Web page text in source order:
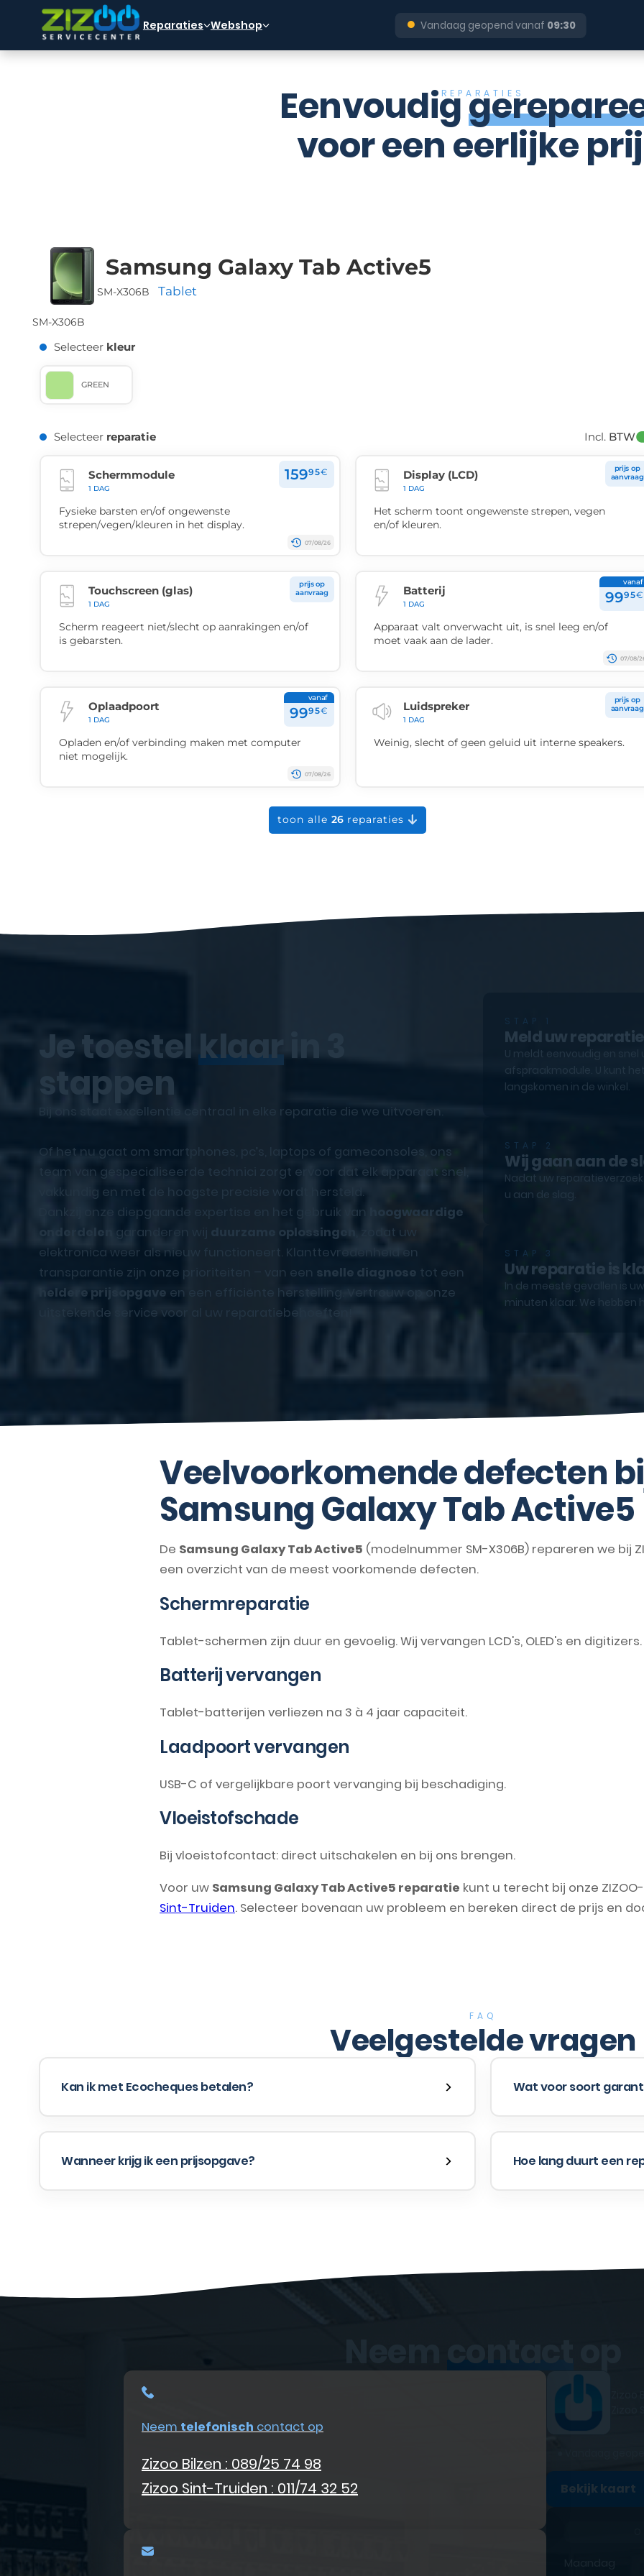
Ga naar hoofdinhoud
Ga naar voettekst ● Vandaag geopend vanaf 09:30
Reparaties Webshop
REPARATIES
Eenvoudig
voor een eerlijke
Samsung Galaxy Tab Active5
SM-X306B Tablet
SM-X306B
Selecteer kleur
GREEN
Selecteer reparatie Incl. BTW
Schermmodule
1 DAG
15995€
Fysieke barsten en/of ongewenste
strepen/vegen/kleuren in het display.
07/08/26
Display (LCD)
1 DAG
prijs op
aanvraag
Het scherm toont ongewenste strepen, vegen
en/of kleuren.
Touchscreen (glas)
1 DAG
prijs op
aanvraag
Scherm reageert niet/slecht op aanrakingen en/of
is gebarsten.
Batterij
1 DAG
vanaf
9995€
Apparaat valt onverwacht uit, is snel leeg en/of
moet vaak aan de lader.
07/08/
Oplaadpoort
1 DAG
vanaf
9995€
Opladen en/of verbinding maken met computer
niet mogelijk.
07/08/26
Luidspreker
1 DAG
prijs op
aanvraag
Weinig, slecht of geen geluid uit interne speakers.
toon alle26 reparaties
Je toestel klaarin 3
stappen
Bij ons staat excellentie centraal in elke reparatie die we uitvoeren.
Of het nu gaat om smartphones, pc’s, laptops of gameconsoles, ons
team van gespecialiseerde technici zorgt ervoor dat elk apparaat snel,
vakkundig en met de hoogste precisie wordt hersteld.
Dankzij onze diepgaande expertise en het gebruik van
hoogwaardige
onderdelen
garanderen wij duurzame oplossingen, zodat uw
elektronica weer als nieuw functioneert. Klanttevredenheid en
transparantie zijn onze prioriteiten – van een snelle diagnose tot een
heldere prijsopgave en een efficiënte herstelling. Vertrouw op onze
uitstekende service voor al uw reparatiebehoeften!
STAP 1
Meld uw
U meldt eenvoudig en
afspraakmodule. U kunt
langskomen in de winkel.
STAP 2
Wij gaan aan de
Nadat uw
u aan de slag.
STAP 3
Uw reparatie is
In de meeste gevallen is
minuten klaar. We hebben
Veelvoorkomende defecten
Samsung Galaxy Tab Active5
De Samsung Galaxy Tab Active5 (modelnummer SM-X306B) repareren we bij
een overzicht van de meest voorkomende defecten.
Schermreparatie
Tablet-schermen zijn duur en gevoelig. Wij vervangen LCD's, OLED's en digitizers.
Batterij vervangen
Tablet-batterijen verliezen na 3 à 4 jaar capaciteit.
Laadpoort vervangen
USB-C of vergelijkbare poort vervanging bij beschadiging.
Vloeistofschade
Bij vloeistofcontact: direct uitschakelen en bij ons brengen.
Voor uw Samsung Galaxy Tab Active5 reparatie kunt u terecht bij onze
Sint-Truiden. Selecteer bovenaan uw probleem en bereken direct de prijs en
FAQ
Veelgestelde vragen
Kan ik met Ecocheques betalen? Wat voor soort
Wanneer krijg ik een prijsopgave? Hoe lang duurt een
contact
Neem telefonisch contact op
Zizoo Bilzen : 089/25 74 98
Zizoo Sint-Truiden : 011/74 32 52
Bekijk kaart